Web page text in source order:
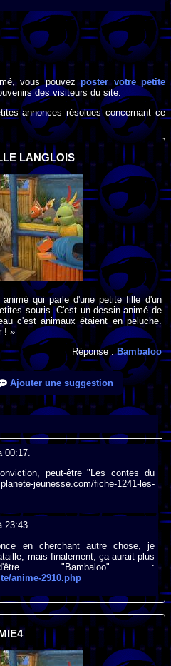
vous pouvezposter votre petite
des visiteurs du site.
annonces résolues concernant ce
LANGLOIS
qui parle d'une petite fille d'un
souris. C'est un dessin animé de
c'est animaux étaient en peluche.
! »
Réponse :Bambaloo
Ajouter une suggestion
00:17.
peut-être "Les contes du
jeunesse.com/fiche-1241-les-
23:43.
en cherchant autre chose, je
mais finalement, ça aurait plus
"Bambaloo" :
anime-2910.php